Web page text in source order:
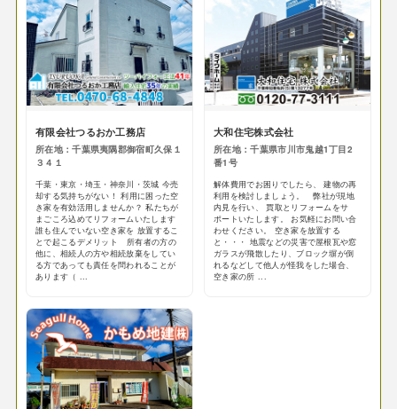
有限会社つるおか工務店
所在地：千葉県夷隅郡御宿町久保１
３４１
千葉・東京・埼玉・神奈川・茨城 今売
却する気持ちがない！ 利用に困った空
き家を有効活用しませんか？ 私たちが
まごころ込めてリフォームいたします
誰も住んでいない空き家を 放置するこ
とで起こるデメリット 所有者の方の
他に、相続人の方や相続放棄をしてい
る方であっても責任を問われることが
あります（ ...
大和住宅株式会社
所在地：千葉県市川市鬼越1丁目2
番1号
解体費用でお困りでしたら、 建物の再
利用を検討しましょう。 弊社が現地
内見を行い、 買取とリフォームをサ
ポートいたします。 お気軽にお問い合
わせください。 空き家を放置する
と・・・ 地震などの災害で屋根瓦や窓
ガラスが飛散したり、ブロック塀が倒
れるなどして他人が怪我をした場合、
空き家の所 ...